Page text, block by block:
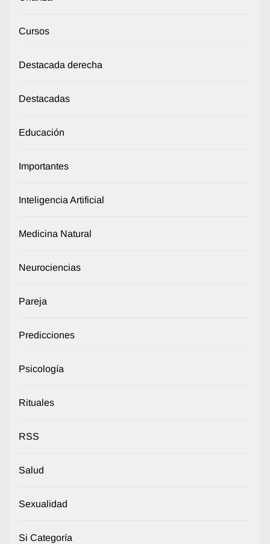
Cursos
Destacada derecha
Destacadas
Educación
Importantes
Inteligencia Artificial
Medicina Natural
Neurociencias
Pareja
Predicciones
Psicología
Rituales
RSS
Salud
Sexualidad
Si Categoría